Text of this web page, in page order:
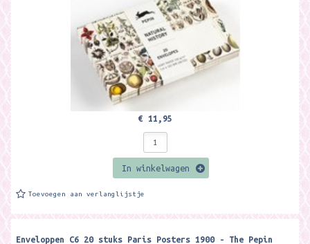
€ 11,95
In winkelwagen
Toevoegen aan verlanglijstje
Enveloppen C6 20 stuks Paris Posters 1900 - The Pepin